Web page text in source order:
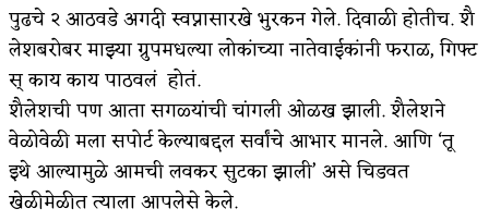
पुढचे २ आठवडे अगदी स्वप्नासारखे भुरकन गेले. दिवाळी होतीच. शै
लेशबरोबर माझ्या ग्रुपमधल्या लोकांच्या नातेवाईकांनी फराळ, गिफ्ट
स् काय काय पाठवलं होतं.
शैलेशची पण आता सगळ्यांची चांगली ओळख झाली. शैलेशने
वेळोवेळी मला सपोर्ट केल्याबद्दल सर्वांचे आभार मानले. आणि ‘तू
इथे आल्यामुळे आमची लवकर सुटका झाली’ असे चिडवत
खेळीमेळीत त्याला आपलेसे केले.